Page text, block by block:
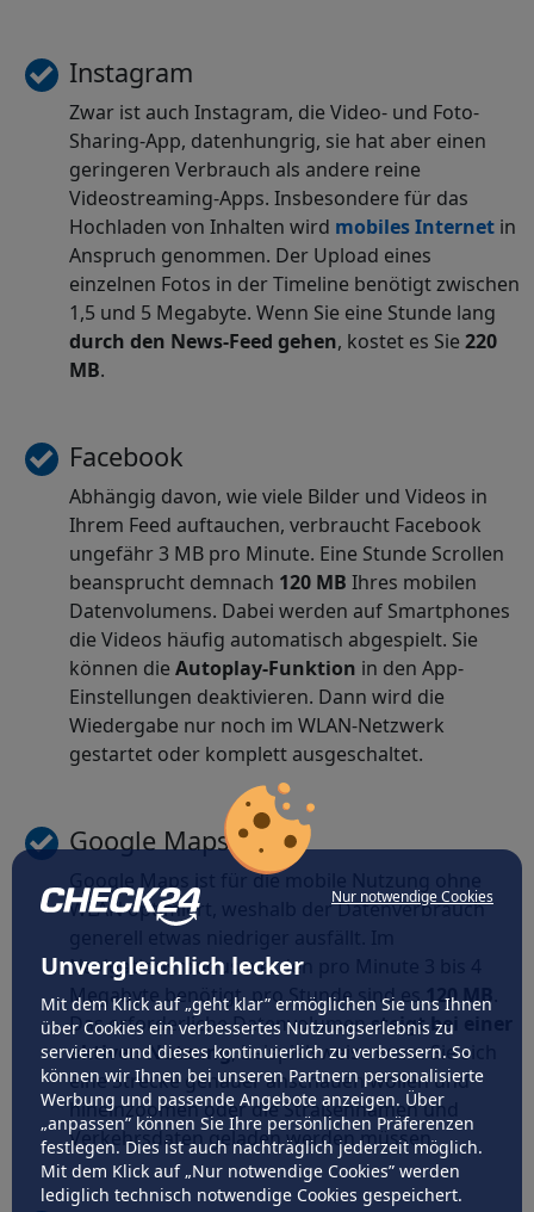
Nur notwendige Cookies
Unvergleichlich lecker
Mit dem Klick auf „geht klar” ermöglichen Sie uns Ihnen
über Cookies ein verbessertes Nutzungserlebnis zu
servieren und dieses kontinuierlich zu verbessern. So
können wir Ihnen bei unseren Partnern personalisierte
Werbung und passende Angebote anzeigen. Über
„anpassen” können Sie Ihre persönlichen Präferenzen
festlegen. Dies ist auch nachträglich jederzeit möglich.
Mit dem Klick auf „Nur notwendige Cookies” werden
lediglich technisch notwendige Cookies gespeichert.
Instagram
Zwar ist auch Instagram, die Video- und Foto-
Sharing-App, datenhungrig, sie hat aber einen
geringeren Verbrauch als andere reine
Videostreaming-Apps. Insbesondere für das
Hochladen von Inhalten wird mobiles Internet in
Anspruch genommen. Der Upload eines
einzelnen Fotos in der Timeline benötigt zwischen
1,5 und 5 Megabyte. Wenn Sie eine Stunde lang
durch den News-Feed gehen, kostet es Sie 220
MB.
Facebook
Abhängig davon, wie viele Bilder und Videos in
Ihrem Feed auftauchen, verbraucht Facebook
ungefähr 3 MB pro Minute. Eine Stunde Scrollen
beansprucht demnach 120 MB Ihres mobilen
Datenvolumens. Dabei werden auf Smartphones
die Videos häufig automatisch abgespielt. Sie
können die Autoplay-Funktion in den App-
Einstellungen deaktivieren. Dann wird die
Wiedergabe nur noch im WLAN-Netzwerk
gestartet oder komplett ausgeschaltet.
Google Maps
Google Maps ist für die mobile Nutzung ohne
WLAN optimiert, weshalb der Datenverbrauch
Navigationsmodus werden pro Minute 3 bis 4
Megabyte benötigt, pro Stunde sind es120 MB
Das erforderliche Datenvolumensteigt bei einer
aktiven Nutzung, beispielsweise wenn Sie sich
eine Strecke genauer anschauen wollen und
hineinzoomen oder die Straßennamen und
Verkehrsdaten geladen werden müssen.